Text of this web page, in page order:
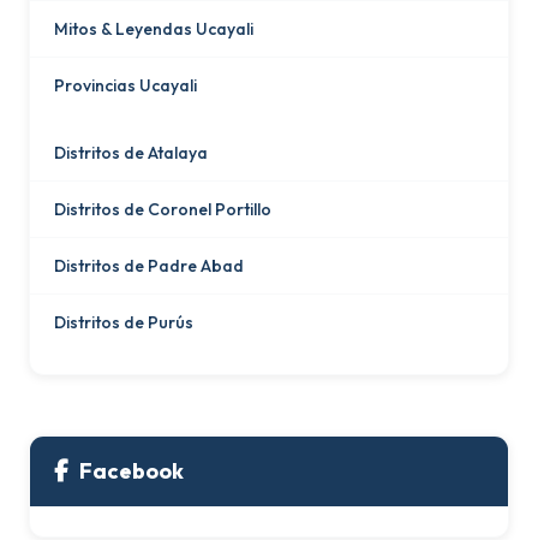
Mitos & Leyendas Ucayali
Provincias Ucayali
Distritos de Atalaya
Distritos de Coronel Portillo
Distritos de Padre Abad
Distritos de Purús
Facebook